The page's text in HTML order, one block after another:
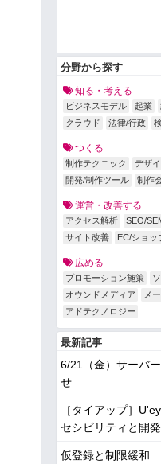
分野から探す
知る・考える
ビジネスモデル 起業
クラウド
法律/行政
つくる
制作テクニック デザ
開発/制作ツール
制作
運営・改善する
アクセス解析 SEO/
サイト改善
EC/ショッ
広める
プロモーション施策
オウンドメディア
メ
アドテクノロジー
最新記事
6/21（金）サーバ
せ
［タイアップ］
セシビリティと開
仮登録と制限緩和